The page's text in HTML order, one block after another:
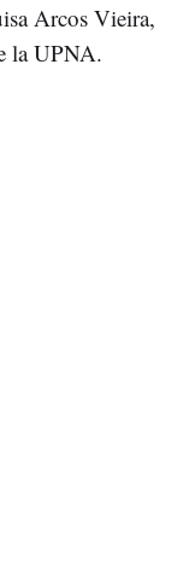
Arcos Vieira,
la UPNA.